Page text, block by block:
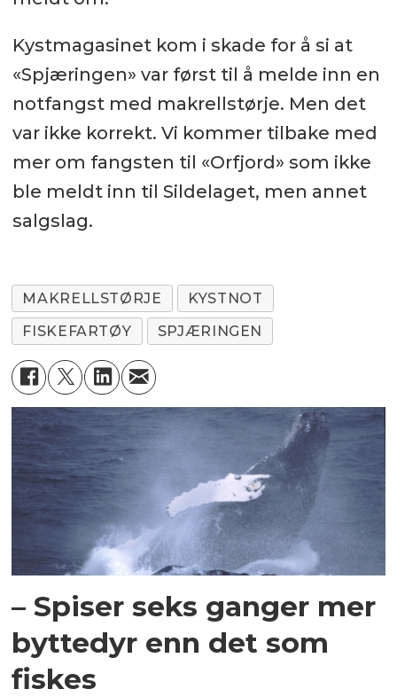
Kystmagasinet kom i skade for å si at
«Spjæringen» var først til å melde inn en
notfangst med makrellstørje. Men det
var ikke korrekt. Vi kommer tilbake med
mer om fangsten til «Orfjord» som ikke
ble meldt inn til Sildelaget, men annet
salgslag.
MAKRELLSTØRJE
KYSTNOT
FISKEFARTØY
SPJÆRINGEN
– Spiser seks ganger mer
byttedyr enn det som
fiskes